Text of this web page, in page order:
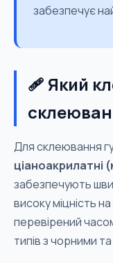
забезпечує
🩹 Який
Для склеювання
ціаноакрилатні
забезпечують
високу міцність
перевірений
типів з чорними